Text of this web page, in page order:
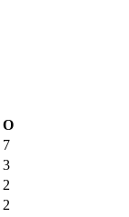
О
7
3
2
2